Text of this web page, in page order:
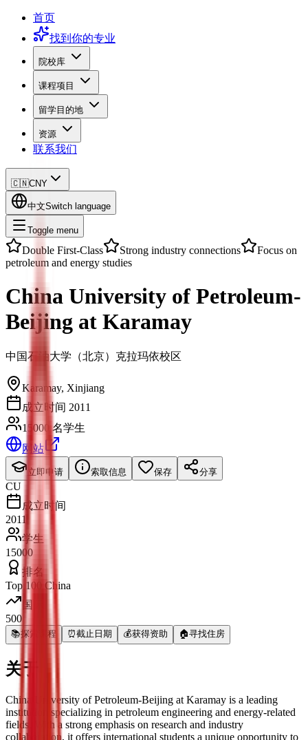
首页
找到你的专业
院校库
课程项目
留学目的地
资源
联系我们
🇨🇳CNY
中文Switch language
Toggle menu
Double First-Class Strong industry connections
Focus on
petroleum and energy studies
China University of Petroleum-
Beijing at Karamay
中国石油大学（北京）克拉玛依校区
Karamay, Xinjiang
成立时间 2011
15000 名学生
网站
立即申请 索取信息 保存 分享
CU
成立时间
2011
学生
15000
排名
Top 100 China
国际
500
📚探索课程 ⏰截止日期 💰获得资助 🏠寻找住房
关于
China University of Petroleum-Beijing at Karamay is a leading
institution specializing in petroleum engineering and energy-related
fields. With a strong emphasis on research and industry
collaboration, it offers international students a unique opportunity to